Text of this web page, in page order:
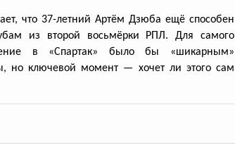
что 37-летний Артём Дзюба ещё способен
из второй восьмёрки РПЛ. Для самого
в «Спартак» было бы «шикарным»
но ключевой момент — хочет ли этого сам